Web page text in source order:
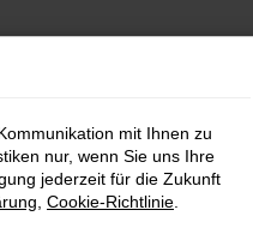
€ mtl.
mit Ihnen zu
nur, wenn Sie uns Ihre
jederzeit für die Zukunft
Cookie-Richtlinie